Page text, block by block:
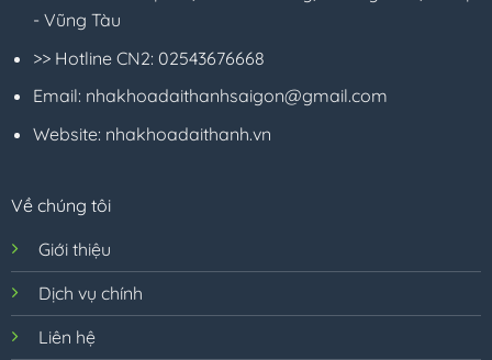
Website:nhakhoadaithanh.vn
Về chúng tôi
Giới thiệu
Liên hệ
Chính sách bảo mật